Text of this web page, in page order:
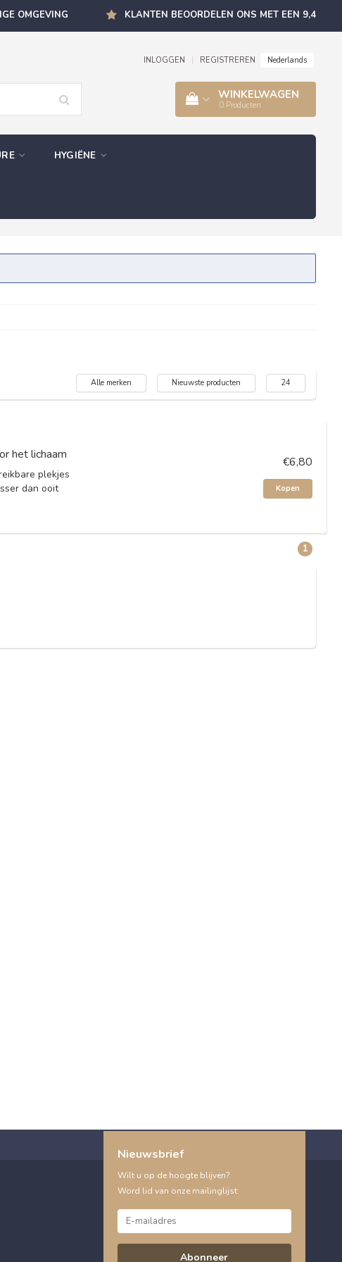
OMGEVING KLANTEN BEOORDELEN ONS MET EEN 9,4
INLOGGEN REGISTREREN Nederlands
WINKELWAGEN
0 Producten
HYGIËNE
Alle merken Nieuwste producten 24
het lichaam
plekjes
dan ooit
€6,80
Kopen
1
Nieuwsbrief
Wilt u op de hoogte blijven?
Word lid van onze mailinglijst:
Abonneer